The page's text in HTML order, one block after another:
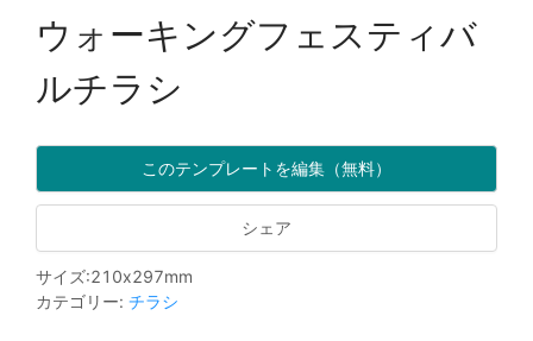
ウォーキングフェスティバ
ルチラシ
このテンプレートを編集（無料）
シェア
サイズ:210x297mm
カテゴリー: チラシ